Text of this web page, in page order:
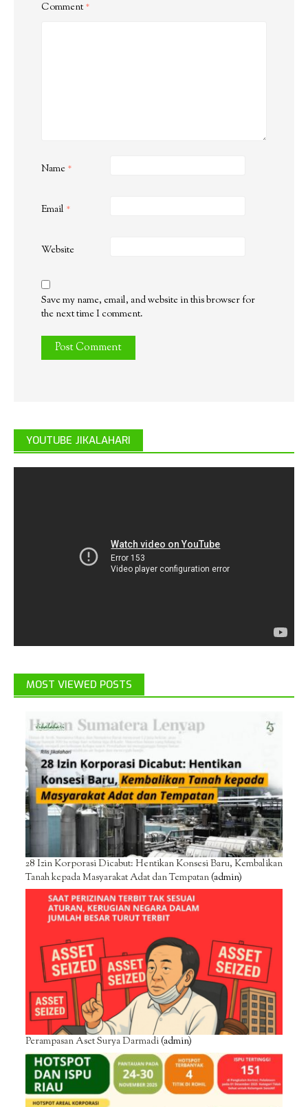
Comment*
Name *
Email *
Website
Save my name, email, and website in this browser for
the next time I comment.
YOUTUBE JIKALAHARI
MOST VIEWED POSTS
28 Izin Korporasi Dicabut: Hentikan Konsesi Baru, Kembalikan
Tanah kepada Masyarakat Adat dan Tempatan(admin)
Perampasan Aset Surya Darmadi(admin)